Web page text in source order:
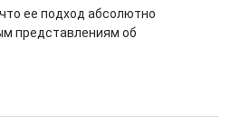
ее подход абсолютно
представлениям об